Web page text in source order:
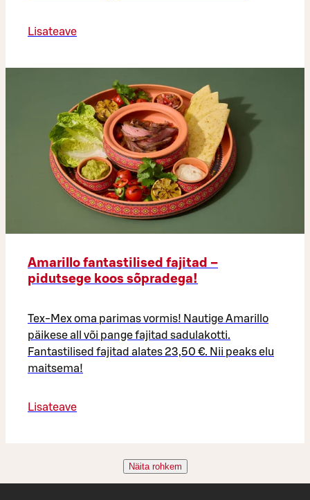
Lisateave
Amarillo fantastilised fajitad –
pidutsege koos sõpradega!
Tex-Mex oma parimas vormis! Nautige Amarillo
päikese all või pange fajitad sadulakotti.
Fantastilised fajitad alates 23,50 €. Nii peaks elu
maitsema!
Lisateave
Näita rohkem